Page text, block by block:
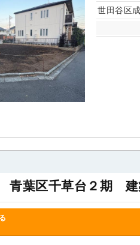
世田谷区
青葉区千草台２期 建